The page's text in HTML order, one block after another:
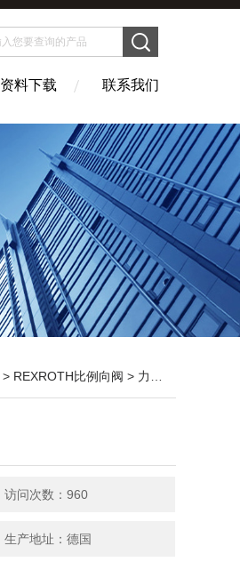
资料下载 联系我们
> REXROTH比例向阀 > 力士乐比例阀好价格
访问次数：960
生产地址：德国